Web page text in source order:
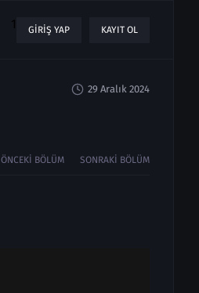
1 GIRIŞ YAP KAYIT OL
29 Aralık 2024
ÖNCEKI BÖLÜM SONRAKI BÖLÜM